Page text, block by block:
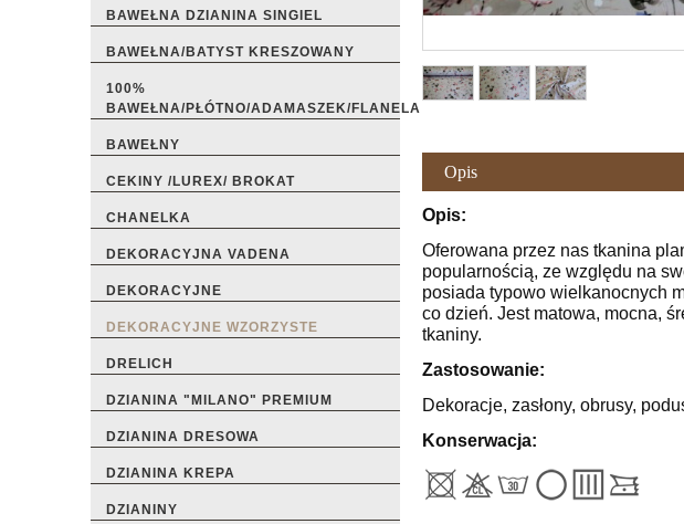
BAWEŁNA DZIANINA SINGIEL
BAWEŁNA/BATYST KRESZOWANY
100%
BAWEŁNA/PŁÓTNO/ADAMASZEK/FLANELA
BAWEŁNY
CEKINY /LUREX/ BROKAT
CHANELKA
DEKORACYJNA VADENA
DEKORACYJNE
DEKORACYJNE WZORZYSTE
DRELICH
DZIANINA "MILANO" PREMIUM
DZIANINA DRESOWA
DZIANINA KREPA
DZIANINY
Opis
Opis:
Oferowana przez nas tkanina
popularnością, ze względu na
posiada typowo wielkanocnych
co dzień. Jest matowa, mocna,
tkaniny.
Zastosowanie:
Dekoracje, zasłony, obrusy,
Konserwacja: